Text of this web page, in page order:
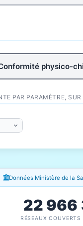
physico-
PAR PARAMÈTRE,
Données Ministère de la
22 966
RÉSEAUX COUVERTS